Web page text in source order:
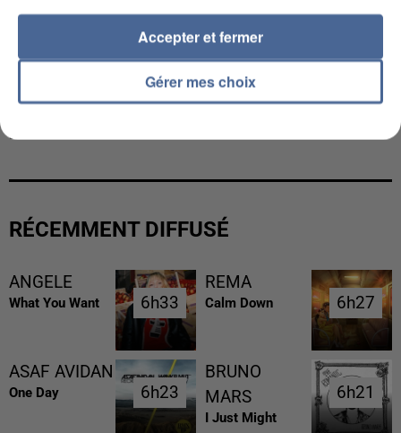
MAFIA INTERPELLÉ EN ALGÉRIE
RÉCEMMENT DIFFUSÉ
ANGELE
What You Want 6h33
6h33
REMA
Calm Down 6h27
6h27
ASAF AVIDAN
One Day 6h23
6h23
BRUNO
MARS
I Just Might
6h21
6h21
Gérer mes choix
Accepter et fermer